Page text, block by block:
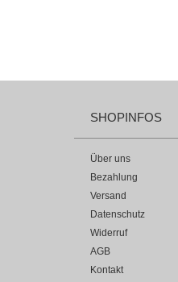
SHOPINFOS
Über uns
Bezahlung
Versand
Datenschutz
Widerruf
AGB
Kontakt